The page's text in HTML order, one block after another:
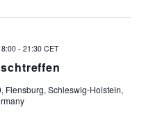
- 21:30 CET
Flensburg, Schleswig-Holstein,